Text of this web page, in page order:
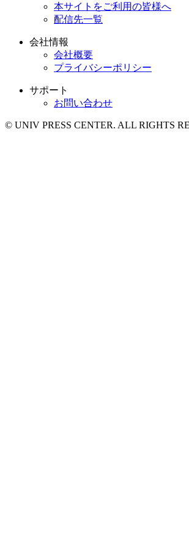
本サイトをご利用の皆様へ
配信先一覧
会社情報
会社概要
プライバシーポリシー
サポート
お問い合わせ
© UNIV PRESS CENTER. ALL RIGHTS